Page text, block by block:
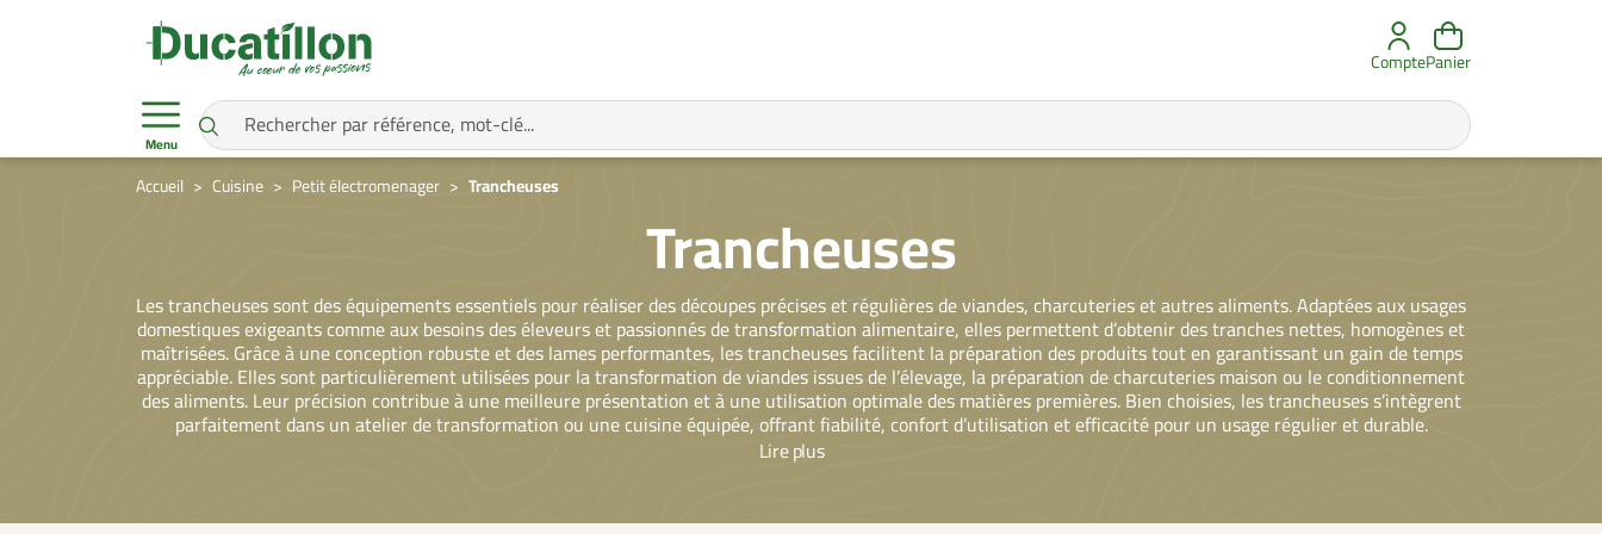
ComptePanier
Menu
Accueil Cuisine Petit électromenager Trancheuses
Trancheuses
Les trancheuses sont des équipements essentiels pour réaliser des découpes précises et régulières de viandes, charcuteries et autres aliments. Adaptées aux usages
domestiques exigeants comme aux besoins des éleveurs et passionnés de transformation alimentaire, elles permettent d’obtenir des tranches nettes, homogènes et
maîtrisées. Grâce à une conception robuste et des lames performantes, les trancheuses facilitent la préparation des produits tout en garantissant un gain de temps
appréciable. Elles sont particulièrement utilisées pour la transformation de viandes issues de l’élevage, la préparation de charcuteries maison ou le conditionnement
des aliments. Leur précision contribue à une meilleure présentation et à une utilisation optimale des matières premières. Bien choisies, les trancheuses s’intègrent
parfaitement dans un atelier de transformation ou une cuisine équipée, offrant fiabilité, confort d’utilisation et efficacité pour un usage régulier et durable.
Lireplus